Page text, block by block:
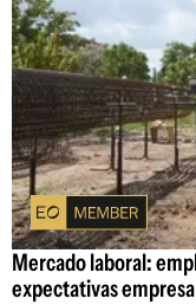
Mercado laboral:
expectativas